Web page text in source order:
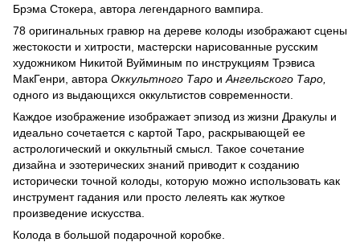
Брэма Стокера, автора легендарного вампира.
78 оригинальных гравюр на дереве колоды изображают сцены
жестокости и хитрости, мастерски нарисованные русским
художником Никитой Вуйминым по инструкциям Трэвиса
МакГенри, автора Оккультного Таро и Ангельского Таро,
одного из выдающихся оккультистов современности.
Каждое изображение изображает эпизод из жизни Дракулы и
идеально сочетается с картой Таро, раскрывающей ее
астрологический и оккультный смысл. Такое сочетание
дизайна и эзотерических знаний приводит к созданию
исторически точной колоды, которую можно использовать как
инструмент гадания или просто лелеять как жуткое
произведение искусства.
Колода в большой подарочной коробке.